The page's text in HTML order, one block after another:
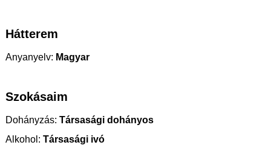
Hátterem
Anyanyelv: Magyar
Szokásaim
Dohányzás: Társasági dohányos
Alkohol: Társasági ivó